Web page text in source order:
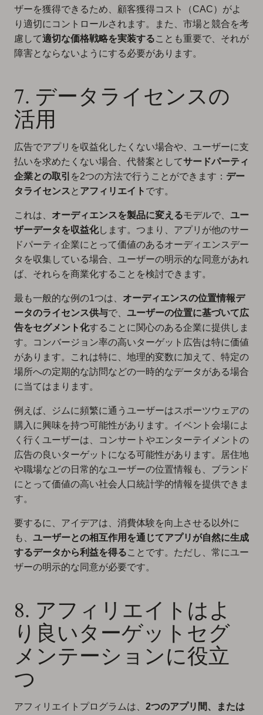
ザーを獲得できるため、顧客獲得コスト（CAC）がよ
り適切にコントロールされます。また、市場と競合を考
慮して適切な価格戦略を実装することも重要で、それが
障害とならないようにする必要があります。
7. データライセンスの
活用
広告でアプリを収益化したくない場合や、ユーザーに支
払いを求めたくない場合、代替案としてサードパーティ
企業との取引 を2つの方法で行うことができます： デー
タライセンス と アフィリエイト です。
これは、 オーディエンスを製品に変えるモデルで、 ユー
ザーデータを収益化します。つまり、アプリが他のサー
ドパーティ企業にとって価値のあるオーディエンスデー
タを収集している場合、ユーザーの明示的な同意があれ
ば、それらを商業化することを検討できます。
最も一般的な例の1つは、 オーディエンスの位置情報デ
ータのライセンス供与で、 ユーザーの位置に基づいて広
告をセグメント化することに関心のある企業に提供しま
す。コンバージョン率の高いターゲット広告は特に価値
があります。これは特に、地理的変数に加えて、特定の
場所への定期的な訪問などの一時的なデータがある場合
に当てはまります。
例えば、ジムに頻繁に通うユーザーはスポーツウェアの
購入に興味を持つ可能性があります。イベント会場によ
く行くユーザーは、コンサートやエンターテイメントの
広告の良いターゲットになる可能性があります。居住地
や職場などの日常的なユーザーの位置情報も、ブランド
にとって価値の高い社会人口統計学的情報を提供できま
す。
要するに、アイデアは、消費体験を向上させる以外に
も、 ユーザーとの相互作用を通じてアプリが自然に生成
するデータから利益を得ることです。ただし、常にユー
ザーの明示的な同意が必要です。
8. アフィリエイトはよ
り良いターゲットセグ
メンテーションに役立
つ
アフィリエイトプログラムは、 2つのアプリ間、または